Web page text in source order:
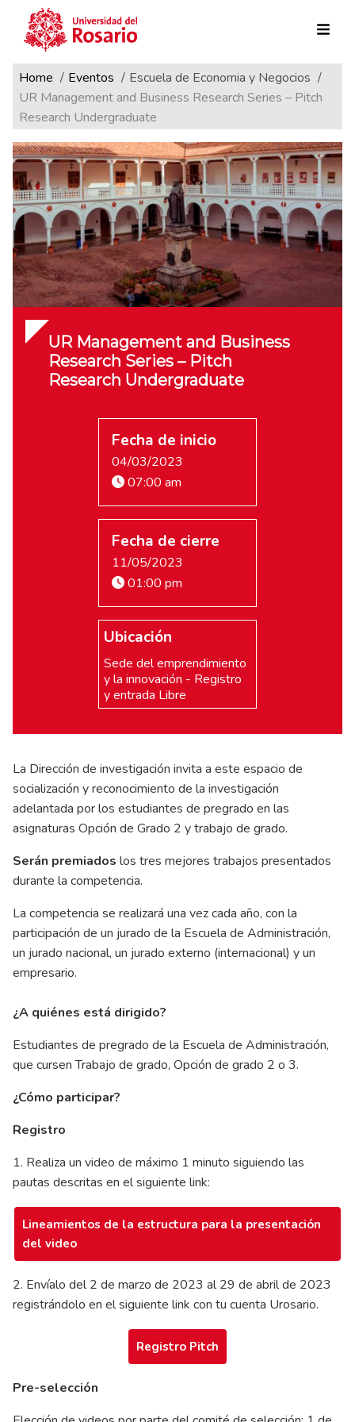
Pasar al contenido principal
Ruta de navegación
Home Eventos
Escuela de Economia y Negocios
UR Management and Business Research Series – Pitch
Research Undergraduate
UR Management and Business
Research Series – Pitch
Research Undergraduate
Fecha de inicio
04/03/2023
07:00 am
Fecha de cierre
11/05/2023
01:00 pm
Ubicación
Sede del emprendimiento
y la innovación - Registro
y entrada Libre
La Dirección de investigación invita a este espacio de
socialización y reconocimiento de la investigación
adelantada por los estudiantes de pregrado en las
asignaturas Opción de Grado 2 y trabajo de grado.
Serán premiados los tres mejores trabajos presentados
durante la competencia.
La competencia se realizará una vez cada año, con la
participación de un jurado de la Escuela de Administración,
un jurado nacional, un jurado externo (internacional) y un
empresario.
¿A quiénes está dirigido?
Estudiantes de pregrado de la Escuela de Administración,
que cursen Trabajo de grado, Opción de grado 2 o 3.
¿Cómo participar?
Registro
1. Realiza un video de máximo 1 minuto siguiendo las
pautas descritas en el siguiente link:
Lineamientos de la estructura para la presentación
del video
2. Envíalo del 2 de marzo de 2023 al 29 de abril de 2023
registrándolo en el siguiente link con tu cuenta Urosario.
Registro Pitch
Pre-selección